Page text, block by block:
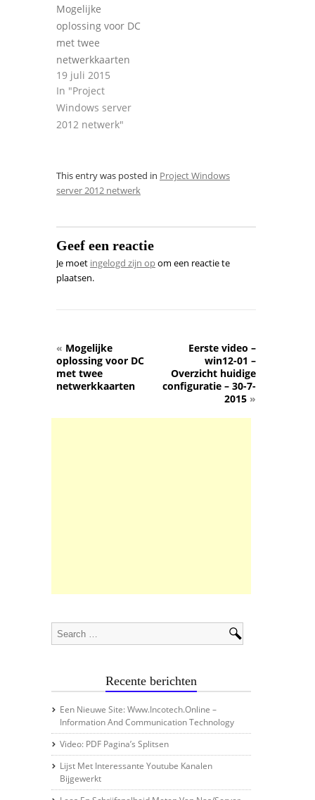
Mogelijke
oplossing voor DC
met twee
netwerkkaarten
19 juli 2015
In "Project
Windows server
2012 netwerk"
This entry was posted in Project Windows
server 2012 netwerk
Geef een reactie
Je moet ingelogd zijn opom een reactie te
plaatsen.
« Mogelijke
oplossing voor DC
met twee
netwerkkaarten
Eerste video –
win12-01 –
Overzicht huidige
configuratie – 30-7-
2015 »
Recente berichten
Een Nieuwe Site: Www.incotech.online –
Information And Communication Technology
Video: PDF Pagina’s Splitsen
Lijst Met Interessante Youtube Kanalen
Bijgewerkt